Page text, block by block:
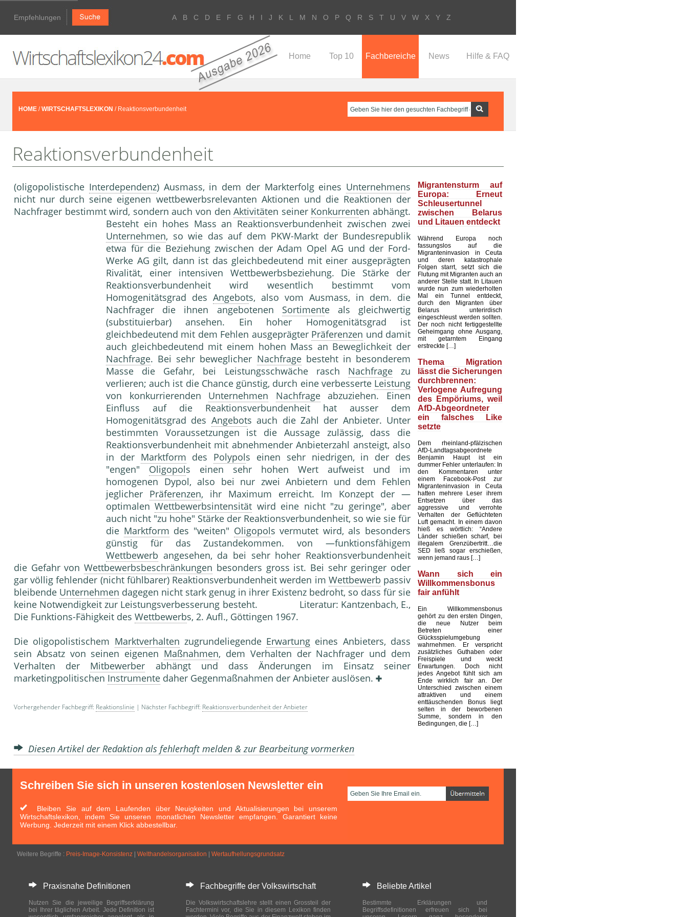
Empfehlungen A B C D E F G H I J K L M N O P Q R S T U V W X Y Z
Home Top 10 Fachbereiche News Hilfe & FAQ
HOME /WIRTSCHAFTSLEXIKON / Reaktionsverbundenheit
Reaktionsverbundenheit
(oligopolistische Interdependenz) Ausmass, in dem der Markterfolg eines Unternehmens
nicht nur durch seine eigenen wettbewerbsrelevanten Aktionen und die Reaktionen der
Nachfrager bestimmt wird, sondern auch von denAktivitäten seiner Konkurrenten abhängt.
Besteht ein hohes Mass an Reaktionsverbundenheit zwischen zwei
Unternehmen, so wie das auf dem PKW-Markt der Bundesrepublik
etwa für die Beziehung zwischen der Adam Opel AG und der Ford-
Werke AG gilt, dann ist das gleichbedeutend mit einer ausgeprägten
Rivalität, einer intensiven Wettbewerbsbeziehung. Die Stärke der
Reaktionsverbundenheit wird wesentlich bestimmt vom
Homogenitätsgrad des Angebots, also vom Ausmass, in dem. die
Nachfrager die ihnen angebotenen Sortimente als gleichwertig
(substituierbar) ansehen. Ein hoher Homogenitätsgrad ist
gleichbedeutend mit dem Fehlen ausgeprägter Präferenzen und damit
auch gleichbedeutend mit einem hohen Mass an Beweglichkeit der
Nachfrage. Bei sehr beweglicher Nachfragebesteht in besonderem
Masse die Gefahr, bei Leistungsschwäche rasch Nachfragezu
verlieren; auch ist die Chance günstig, durch eine verbesserte Leistung
von konkurrierenden Unternehmen Nachfrageabzuziehen. Einen
Einfluss auf die Reaktionsverbundenheit hat ausser dem
Homogenitätsgrad des Angebots auch die Zahl der Anbieter. Unter
bestimmten Voraussetzungen ist die Aussage zulässig, dass die
Reaktionsverbundenheit mit abnehmender Anbieterzahl ansteigt, also
in der Marktform des Polypols einen sehr niedrigen, in der des
"engen" Oligopols einen sehr hohen Wert aufweist und im
homogenen Dypol, also bei nur zwei Anbietern und dem Fehlen
jeglicher Präferenzen, ihr Maximum erreicht. Im Konzept der —
optimalenWettbewerbsintensität wird eine nicht "zu geringe", aber
auch nicht "zu hohe" Stärke der Reaktionsverbundenheit, so wie sie für
die Marktform des "weiten" Oligopols vermutet wird, als besonders
günstig für das Zustandekommen. von —funktionsfähigem
Wettbewerb angesehen, da bei sehr hoher Reaktionsverbundenheit
die Gefahr vonWettbewerbsbeschränkungen besonders gross ist. Bei sehr geringer oder
gar völlig fehlender (nicht fühlbarer) Reaktionsverbundenheit werden im Wettbewerb passiv
bleibende Unternehmen dagegen nicht stark genug in ihrer Existenz bedroht, so dass für sie
keine Notwendigkeit zur Leistungsverbesserung besteht. Literatur: Kantzenbach, E.,
Die Funktions-Fähigkeit des Wettbewerbs, 2. Aufl., Göttingen 1967.
Die oligopolistischem Marktverhalten zugrundelie­gende Erwartung eines Anbieters, dass
sein Ab­satz von seinen eigenen Maßnahmen, dem Ver­halten der Nachfrager und dem
Verhalten der Mitbewerber abhängt und dass Änderungen im Einsatz seiner
marketingpolitischen Instrumente daher Gegenmaßnahmen der Anbieter auslösen.
Vorhergehender Fachbegriff: Reaktionslinie | Nächster Fachbegriff: Reaktionsverbundenheit der Anbieter
Diesen Artikel der Redaktion als fehlerhaft melden & zur Bearbeitung vormerken
Migrantensturm auf
Europa: Erneut
Schleusertunnel
zwischen Belarus
und Litauen entdeckt
Während Europa noch
fassungslos auf die
Migranteninvasion in Ceuta
und deren katastrophale
Folgen starrt, setzt sich die
Flutung mit Migranten auch an
anderer Stelle statt. In Litauen
wurde nun zum wiederholten
Mal ein Tunnel entdeckt,
durch den Migranten über
Belarus unterirdisch
eingeschleust werden sollten.
Der noch nicht fertiggestellte
Geheimgang ohne Ausgang,
mit getarntem Eingang
erstreckte […]
Thema Migration
lässt die Sicherungen
durchbrennen:
Verlogene Aufregung
des Empöriums, weil
AfD-Abgeordneter
ein falsches Like
setzte
Dem rheinland-pfälzischen
AfD-Landtagsabgeordnete
Benjamin Haupt ist ein
dummer Fehler unterlaufen: In
den Kommentaren unter
einem Facebook-Post zur
Migranteninvasion in Ceuta
hatten mehrere Leser ihrem
Entsetzen über das
aggressive und verrohte
Verhalten der Geflüchteten
Luft gemacht. In einem davon
hieß es wörtlich: “Andere
Länder schießen scharf, bei
illegalem Grenzübertritt…die
SED ließ sogar erschießen,
wenn jemand raus […]
Wann sich ein
Willkommensbonus
fair anfühlt
Ein Willkommensbonus
gehört zu den ersten Dingen,
die neue Nutzer beim
Betreten einer
Glücksspielumgebung
wahrnehmen. Er verspricht
zusätzliches Guthaben oder
Freispiele und weckt
Erwartungen. Doch nicht
jedes Angebot fühlt sich am
Ende wirklich fair an. Der
Unterschied zwischen einem
attraktiven und einem
enttäuschenden Bonus liegt
selten in der beworbenen
Summe, sondern in den
Bedingungen, die […]
Schreiben Sie sich in unseren kostenlosen Newsletter ein
Bleiben Sie auf dem Laufenden über Neuigkeiten und Aktualisierungen bei unserem
Wirtschaftslexikon, indem Sie unseren monatlichen Newsletter empfangen. Garantiert keine
Werbung. Jederzeit mit einem Klick abbestellbar.
Weitere Begriffe : Preis-Image-Konsistenz Welthandelsorganisation Wertaufhellungsgrundsatz
Praxisnahe Definitionen
Nutzen Sie die jeweilige Begriffserklärung
bei Ihrer täglichen Arbeit. Jede Definition ist
Fachbegriffe der Volkswirtschaft
Die Volkswirtschaftslehre stellt einen Grossteil der
Fachtermini vor, die Sie in diesem Lexikon finden
Beliebte Artikel
Bestimmte Erklärungen und
Begriffsdefinitionen erfreuen sich bei